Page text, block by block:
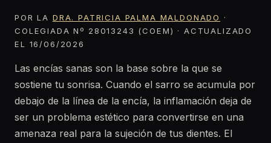
POR LA DRA. PATRICIA PALMA MALDONADO
·
COLEGIADA Nº 28013243 (COEM) · ACTUALIZADO
EL 16/06/2026
Las encías sanas son la base sobre la que se
sostiene tu sonrisa. Cuando el sarro se acumula por
debajo de la línea de la encía, la inflamación deja de
ser un problema estético para convertirse en una
amenaza real para la sujeción de tus dientes. El